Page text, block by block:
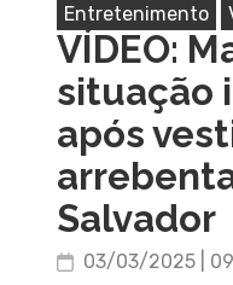
Entretenimento
VÍDEO:
situação
após
Salvador
03/03/2025 |